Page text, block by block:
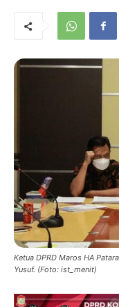
Ketua DPRD Maros HA
Yusuf. (Foto: ist_menit)